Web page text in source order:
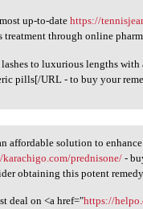
up-to-datehttps://
treatment through online
to luxurious lengths
pills[/URL - to buy your
an affordable
affordable solution to
prednisone/ -
obtaining this potent
deal on <a href="https://